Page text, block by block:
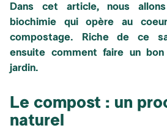
Dans cet article, nous
biochimie qui opère au
compostage. Riche de ce
ensuite comment faire un
jardin.
Le compost : un
naturel